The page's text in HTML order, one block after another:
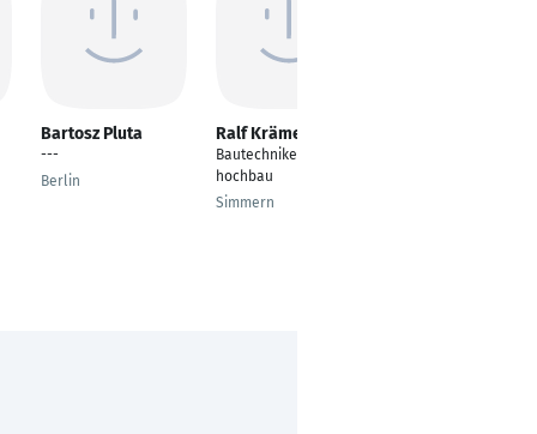
Bartosz Pluta
---
Berlin
Ralf Krämer
Bautechniker
hochbau
Simmern